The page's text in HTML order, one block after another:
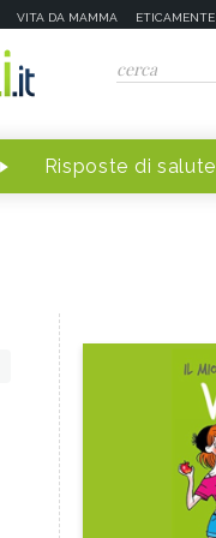
VITA DA MAMMA ETICAMENTE
Risposte di salute